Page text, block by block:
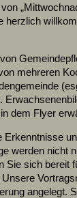
herzlich
mehreren
dem Flyer
Erkenntnisse
werden nicht
Sie sich bereit
angelegt.